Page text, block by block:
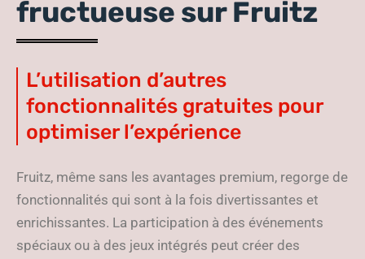
fructueuse sur Fruitz
L’utilisation d’autres
fonctionnalités gratuites pour
optimiser l’expérience
Fruitz, même sans les avantages premium, regorge de
fonctionnalités qui sont à la fois divertissantes et
enrichissantes. La participation à des événements
spéciaux ou à des jeux intégrés peut créer des